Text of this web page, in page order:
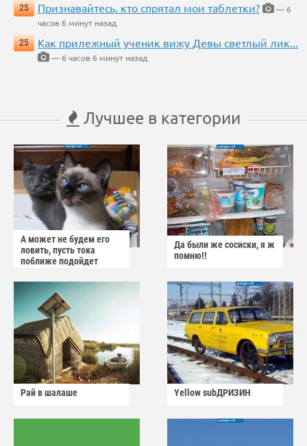
25
Признавайтесь, кто спрятал мои таблетки?
— 6
часов 6 минут назад
25
Как прилежный ученик вижу Девы светлый лик...
— 6 часов 6 минут назад
Лучшее в категории
А может не будем его
ловить, пусть тока
поближе подойдет
Да были же сосиски, я ж
помню!!
Рай в шалаше Yellow subДРИЗИН